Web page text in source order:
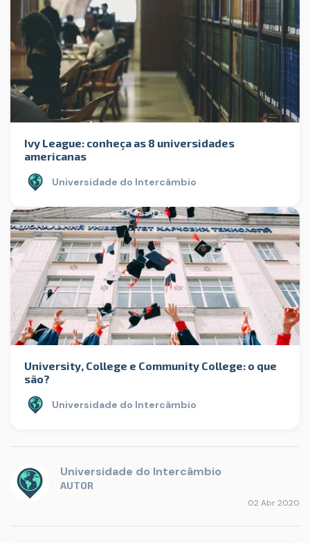
Ivy League: conheça as 8 universidades
americanas
Universidade do Intercâmbio
University, College e Community College: o que
são?
Universidade do Intercâmbio
Universidade do Intercâmbio
AUTOR
02 Abr 2020